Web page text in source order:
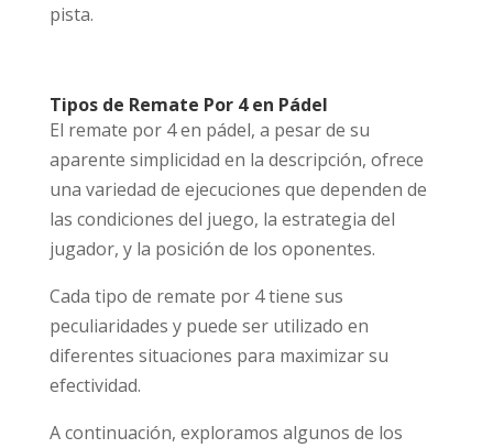
pista.
Tipos de Remate Por 4 en Pádel
El remate por 4 en pádel, a pesar de su
aparente simplicidad en la descripción, ofrece
una variedad de ejecuciones que dependen de
las condiciones del juego, la estrategia del
jugador, y la posición de los oponentes.
Cada tipo de remate por 4 tiene sus
peculiaridades y puede ser utilizado en
diferentes situaciones para maximizar su
efectividad.
A continuación, exploramos algunos de los